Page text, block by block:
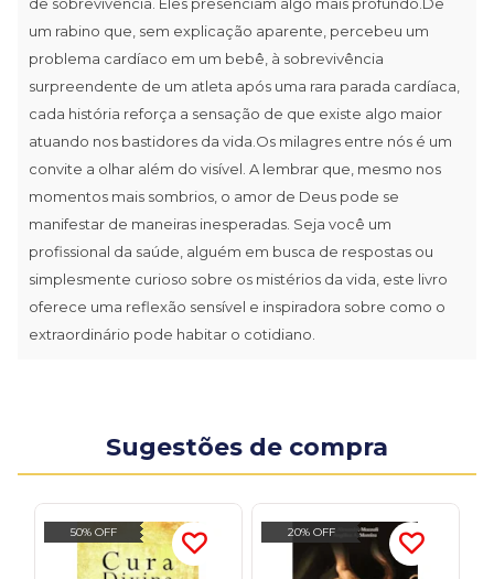
um rabino que, sem explicação aparente, percebeu um
problema cardíaco em um bebê, à sobrevivência
surpreendente de um atleta após uma rara parada cardíaca,
cada história reforça a sensação de que existe algo maior
atuando nos bastidores da vida.Os milagres entre nós é um
convite a olhar além do visível. A lembrar que, mesmo nos
momentos mais sombrios, o amor de Deus pode se
manifestar de maneiras inesperadas. Seja você um
profissional da saúde, alguém em busca de respostas ou
simplesmente curioso sobre os mistérios da vida, este livro
oferece uma reflexão sensível e inspiradora sobre como o
extraordinário pode habitar o cotidiano.
Sugestões de compra
50% OFF 20% OFF